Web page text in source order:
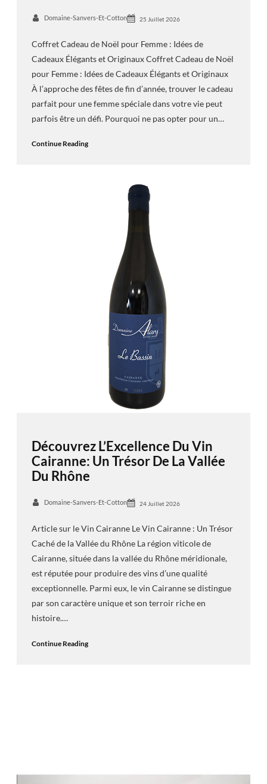
Domaine-Sanvers-Et-Cotton 25 Juillet 2026
Coffret Cadeau de Noël pour Femme : Idées de
Cadeaux Élégants et Originaux Coffret Cadeau de Noël
pour Femme : Idées de Cadeaux Élégants et Originaux
À l’approche des fêtes de fin d’année, trouver le cadeau
parfait pour une femme spéciale dans votre vie peut
parfois être un défi. Pourquoi ne pas opter pour un…
Continue Reading
Découvrez L’Excellence Du Vin
Cairanne: Un Trésor De La Vallée
Du Rhône
Domaine-Sanvers-Et-Cotton 24 Juillet 2026
Article sur le Vin Cairanne Le Vin Cairanne : Un Trésor
Caché de la Vallée du Rhône La région viticole de
Cairanne, située dans la vallée du Rhône méridionale,
est réputée pour produire des vins d’une qualité
exceptionnelle. Parmi eux, le vin Cairanne se distingue
par son caractère unique et son terroir riche en
histoire.…
Continue Reading